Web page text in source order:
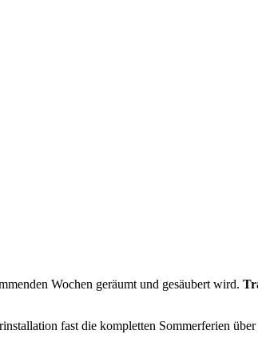
Wochen geräumt und gesäubert wird.
fast die kompletten Sommerferien über